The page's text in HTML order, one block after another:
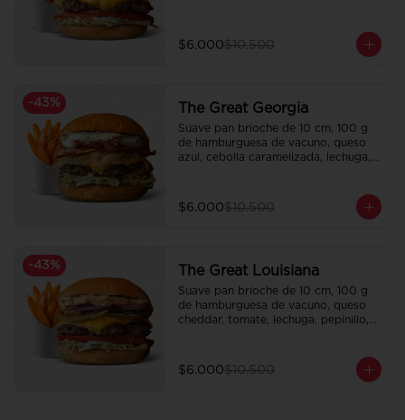
$6.000$10.500
-43% The Great Georgia
Suave pan brioche de 10 cm, 100 g
de hamburguesa de vacuno, queso
azul, cebolla caramelizada, lechuga,
$6.000$10.500
-43% The Great Louisiana
Suave pan brioche de 10 cm, 100 g
de hamburguesa de vacuno, queso
cheddar, tomate, lechuga, pepinillo,
Incluye papas fritas crocantes.
$6.000$10.500